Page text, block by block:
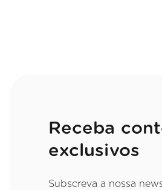
Receba
exclusivos
Subscreva a nossa